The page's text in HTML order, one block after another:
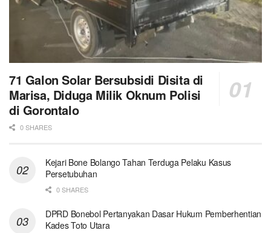
71 Galon Solar Bersubsidi Disita di
Marisa, Diduga Milik Oknum Polisi
di Gorontalo
0 SHARES
Kejari Bone Bolango Tahan Terduga Pelaku Kasus
Persetubuhan
0 SHARES
DPRD Bonebol Pertanyakan Dasar Hukum Pemberhentian
Kades Toto Utara